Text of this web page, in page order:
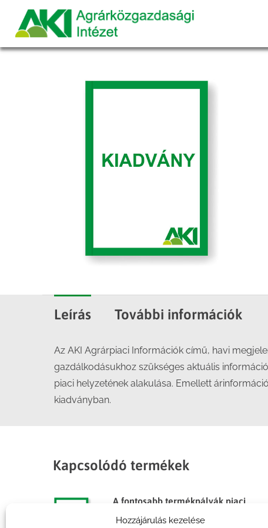
Hozzájárulás kezelése
Leírás További információk
Az AKI Agrárpiaci Információk című, havi
gazdálkodásukhoz szükséges aktuális
piaci helyzetének alakulása. Emellett
kiadványban.
Kapcsolódó termékek
A fontosabb termékpályák piaci
folyamatai, 2012